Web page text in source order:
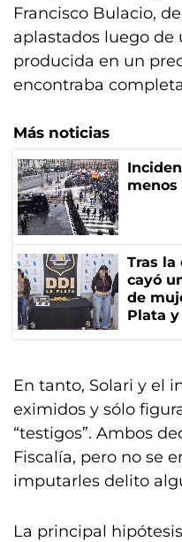
Francisco Bulacio,
aplastados luego de
producida en un
encontraba
Más noticias
menos
Tras la
cayó
de
Plata
En tanto, Solari y el
eximidos y sólo
“testigos”. Ambos
Fiscalía, pero no se
imputarles delito
La principal